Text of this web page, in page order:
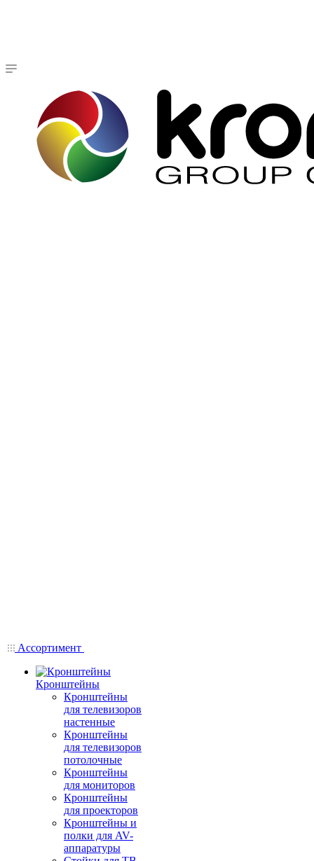
Ассортимент
Кронштейны
Кронштейны
для телевизоров
настенные
Кронштейны
для телевизоров
потолочные
Кронштейны
для мониторов
Кронштейны
для проекторов
Кронштейны и
полки для AV-
аппаратуры